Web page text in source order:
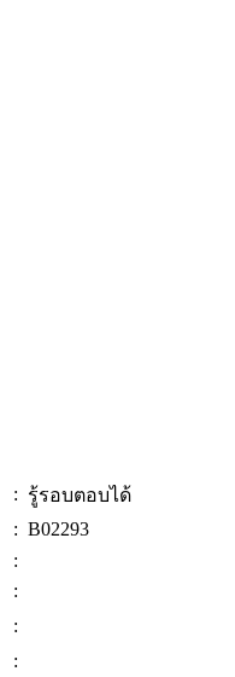
: รู้รอบตอบได้
: B02293
:
:
:
: